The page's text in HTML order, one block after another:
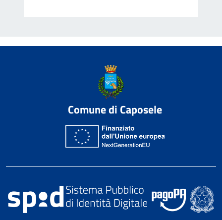
Comune di Caposele